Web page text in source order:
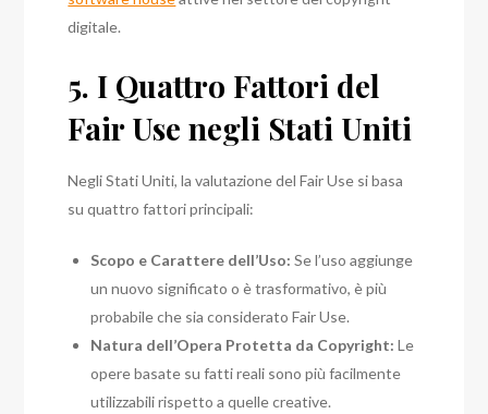
digitale.
5. I Quattro Fattori del
Fair Use negli Stati Uniti
Negli Stati Uniti, la valutazione del Fair Use si basa
su quattro fattori principali:
Scopo e Carattere dell’Uso: Se l’uso aggiunge
un nuovo significato o è trasformativo, è più
probabile che sia considerato Fair Use.
Natura dell’Opera Protetta da Copyright: Le
opere basate su fatti reali sono più facilmente
utilizzabili rispetto a quelle creative.